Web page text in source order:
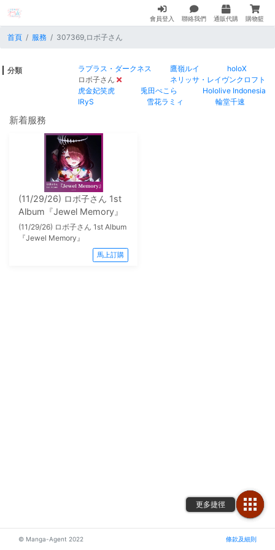
會員登入 聯絡我們 通販代購 購物籃
首頁 服務 307369,ロボ子さん
分類 ラプラス・ダークネス 鷹嶺ルイ
holoX
ロボ子さん
ネリッサ・レイヴンクロフト
虎金妃笑虎
兎田ぺこら
Hololive Indonesia
IRyS
雪花ラミィ 輪堂千速
新着服務
(11/29/26) ロボ子さん 1st
Album『Jewel Memory』
(11/29/26) ロボ子さん 1st Album
『Jewel Memory』
馬上訂購
條款及細則
© Manga-Agent 2022